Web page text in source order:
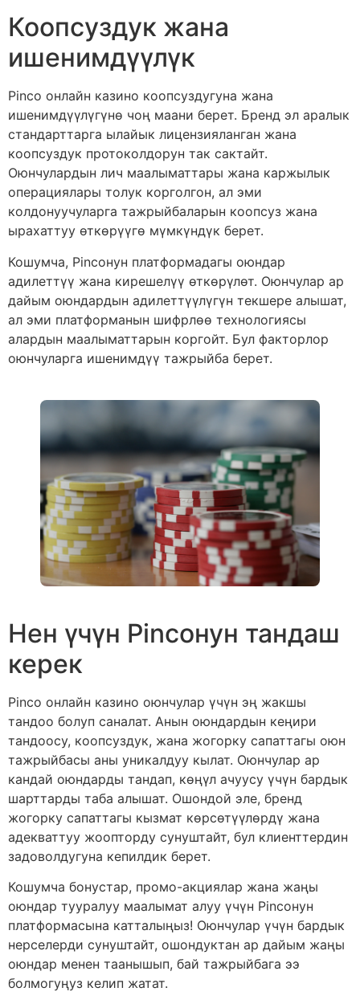
Коопсуздук жана
ишенимдүүлүк
Pinco онлайн казино коопсуздугуна жана
ишенимдүүлүгүнө чоң маани берет. Бренд эл аралык
стандарттарга ылайык лицензияланган жана
коопсуздук протоколдорун так сактайт.
Оюнчулардын лич маалыматтары жана каржылык
операциялары толук корголгон, ал эми
колдонуучуларга тажрыйбаларын коопсуз жана
ырахаттуу өткөрүүгө мүмкүндүк берет.
Кошумча, Pincoнун платформадагы оюндар
адилеттүү жана кирешелүү өткөрүлөт. Оюнчулар ар
дайым оюндардын адилеттүүлүгүн текшере алышат,
ал эми платформанын шифрлөө технологиясы
алардын маалыматтарын коргойт. Бул факторлор
оюнчуларга ишенимдүү тажрыйба берет.
Нен үчүн Pincoнун тандаш
керек
Pinco онлайн казино оюнчулар үчүн эң жакшы
тандоо болуп саналат. Анын оюндардын кеңири
тандоосу, коопсуздук, жана жогорку сапаттагы оюн
тажрыйбасы аны уникалдуу кылат. Оюнчулар ар
кандай оюндарды тандап, көңүл ачуусу үчүн бардык
шарттарды таба алышат. Ошондой эле, бренд
жогорку сапаттагы кызмат көрсөтүүлөрдү жана
адекваттуу жоопторду сунуштайт, бул клиенттердин
задоволдугуна кепилдик берет.
Кошумча бонустар, промо-акциялар жана жаңы
оюндар тууралуу маалымат алуу үчүн Pincoнун
платформасына катталыңыз! Оюнчулар үчүн бардык
нерселерди сунуштайт, ошондуктан ар дайым жаңы
оюндар менен таанышып, бай тажрыйбага ээ
болмогуңуз келип жатат.